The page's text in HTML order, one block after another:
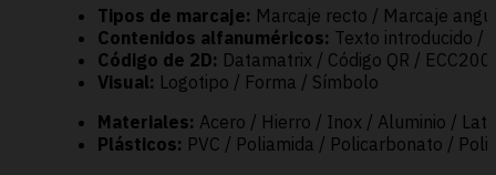
Tipos de marcaje: Marcaje recto / Marcaje
Contenidos alfanuméricos: Texto introducido /
Código de 2D: Datamatrix / Código QR / ECC200
Visual: Logotipo / Forma / Símbolo
Materiales: Acero / Hierro / Inox / Aluminio /
Plásticos: PVC / Poliamida / Policarbonato /